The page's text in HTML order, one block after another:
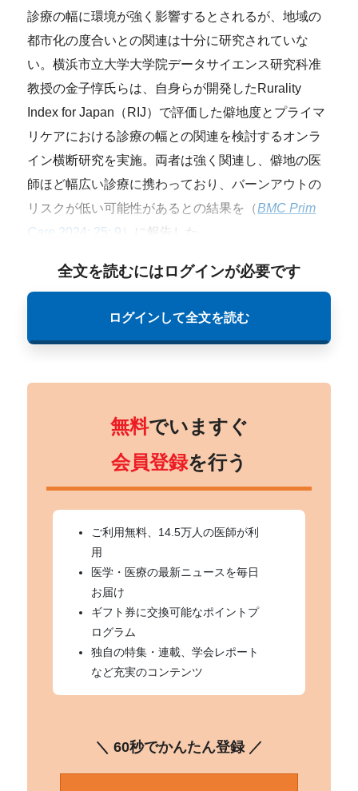
診療の幅に環境が強く影響するとされるが、地域の
都市化の度合いとの関連は十分に研究されていな
い。横浜市立大学大学院データサイエンス研究科准
教授の金子惇氏らは、自身らが開発したRurality
Index for Japan（RIJ）で評価した僻地度とプライマ
リケアにおける診療の幅との関連を検討するオンラ
イン横断研究を実施。両者は強く関連し、僻地の医
師ほど幅広い診療に携わっており、バーンアウトの
リスクが低い可能性があるとの結果を（BMC Prim
Care 2024; 25: 9 ）に報告した。
全文を読むにはログインが必要です
ログインして全文を読む
無料でいますぐ
会員登録を行う
ご利用無料、14.5万人の医師が利
用
医学・医療の最新ニュースを毎日
お届け
ギフト券に交換可能なポイントプ
ログラム
独自の特集・連載、学会レポート
など充実のコンテンツ
＼ 60秒でかんたん登録 ／